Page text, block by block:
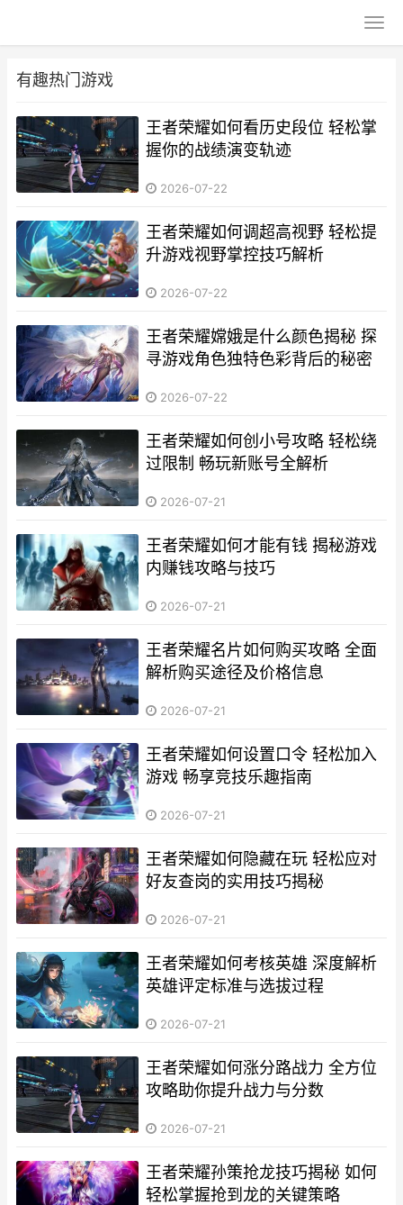
有趣热门游戏
王者荣耀如何看历史段位 轻松掌
握你的战绩演变轨迹
2026-07-22
王者荣耀如何调超高视野 轻松提
升游戏视野掌控技巧解析
2026-07-22
王者荣耀嫦娥是什么颜色揭秘 探
寻游戏角色独特色彩背后的秘密
2026-07-22
王者荣耀如何创小号攻略 轻松绕
过限制 畅玩新账号全解析
2026-07-21
王者荣耀如何才能有钱 揭秘游戏
内赚钱攻略与技巧
2026-07-21
王者荣耀名片如何购买攻略 全面
解析购买途径及价格信息
2026-07-21
王者荣耀如何设置口令 轻松加入
游戏 畅享竞技乐趣指南
2026-07-21
王者荣耀如何隐藏在玩 轻松应对
好友查岗的实用技巧揭秘
2026-07-21
王者荣耀如何考核英雄 深度解析
英雄评定标准与选拔过程
2026-07-21
王者荣耀如何涨分路战力 全方位
攻略助你提升战力与分数
2026-07-21
王者荣耀孙策抢龙技巧揭秘 如何
轻松掌握抢到龙的关键策略